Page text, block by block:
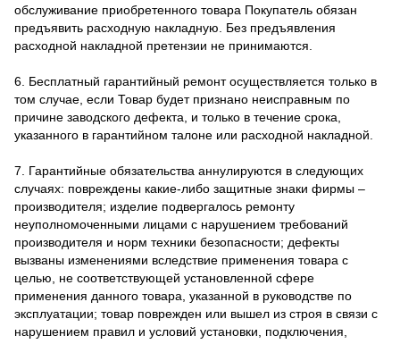
обслуживание приобретенного товара Покупатель обязан
предъявить расходную накладную. Без предъявления
расходной накладной претензии не принимаются.
6. Бесплатный гарантийный ремонт осуществляется только в
том случае, если Товар будет признано неисправным по
причине заводского дефекта, и только в течение срока,
указанного в гарантийном талоне или расходной накладной.
7. Гарантийные обязательства аннулируются в следующих
случаях: повреждены какие-либо защитные знаки фирмы –
производителя; изделие подвергалось ремонту
неуполномоченными лицами с нарушением требований
производителя и норм техники безопасности; дефекты
вызваны изменениями вследствие применения товара с
целью, не соответствующей установленной сфере
применения данного товара, указанной в руководстве по
эксплуатации; товар поврежден или вышел из строя в связи с
нарушением правил и условий установки, подключения,